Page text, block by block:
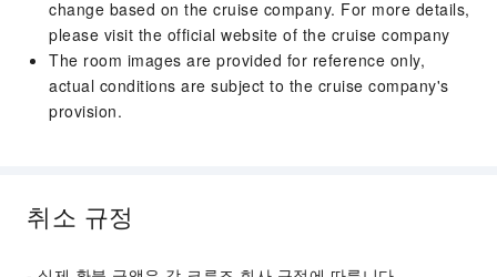
change based on the cruise company. For more details,
please visit the official website of the cruise company
The room images are provided for reference only,
actual conditions are subject to the cruise company's
provision.
취소 규정